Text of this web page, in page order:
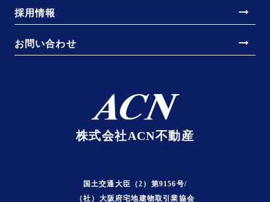
採用情報 arrow_right_alt
お問い合わせ arrow_right_alt
株式会社ACN不動産
国土交通大臣（2）第9156号/
（社）大阪府宅地建物取引業協会